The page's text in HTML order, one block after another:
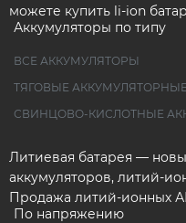
можете купить li-ion
Аккумуляторы по типу
ВСЕ АККУМУЛЯТОРЫ
ТЯГОВЫЕ
СВИНЦОВО-КИСЛОТНЫЕ
Литиевая батарея —
аккумуляторов, литий-
Продажа литий-ионных
По напряжению